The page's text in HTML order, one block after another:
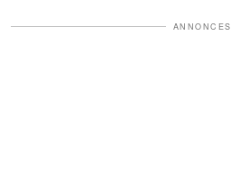
ANNONCES